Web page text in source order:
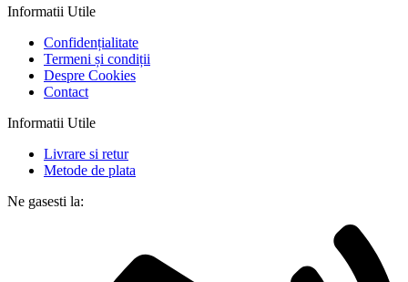
Informatii Utile
Confidențialitate
Termeni și condiții
Despre Cookies
Contact
Informatii Utile
Livrare si retur
Metode de plata
Ne gasesti la: